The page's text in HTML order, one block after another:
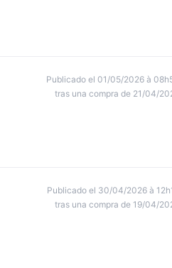
Publicado el 01/05/2026 à
tras una compra de 21/04/
Publicado el 30/04/2026 à
tras una compra de 19/04/